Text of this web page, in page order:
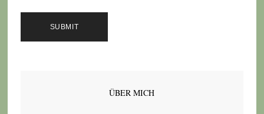
ÜBER MICH